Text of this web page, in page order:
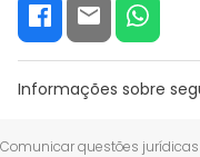
Informações sobre
Recursos de
Comunicar questões jurídicas